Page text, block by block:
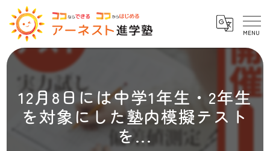
12月8日には中学1年生・2年生
を対象にした塾内模擬テスト
を...